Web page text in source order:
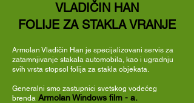
VLADIČIN HAN
FOLIJE ZA STAKLA VRANJE
Armolan Vladičin Han je specijalizovani servis za
zatamnjivanje stakala automobila, kao i ugradnju
svih vrsta stopsol folija za stakla objekata.
Generalni smo zastupnici svetskog vodećeg
brenda Armolan Windows film - a.